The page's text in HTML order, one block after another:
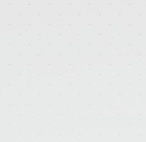
-
www/wp-